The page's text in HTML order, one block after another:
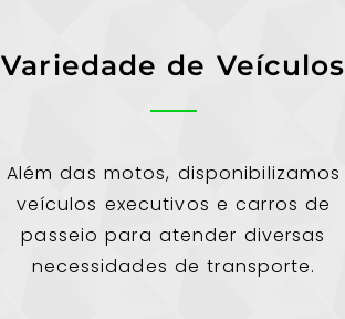
Variedade de Veículos
Além das motos, disponibilizamos
veículos executivos e carros de
passeio para atender diversas
necessidades de transporte.